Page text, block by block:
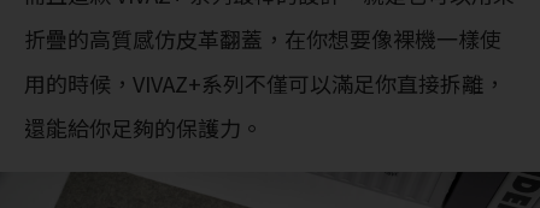
折疊的高質感仿皮革翻蓋，在你想要像裸機一樣使
用的時候，VIVAZ+系列不僅可以滿足你直接拆離，
還能給你足夠的保護力。